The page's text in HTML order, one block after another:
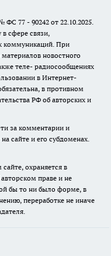
77 - 90242 от 22.10.2025.
сфере связи,
коммуникаций. При
новостного
теле- радиосообщениях
в Интернет-
в противном
РФ об авторских и
за комментарии и
сайте и его субдоменах.
охраняется в
праве и не
бы то ни было форме, в
переработке не иначе